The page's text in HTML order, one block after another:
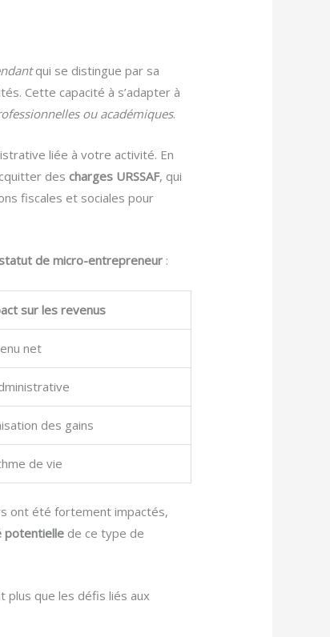
qui se distingue par sa
Cette capacité à s’adapter à
ou académiques.
liée à votre activité. En
descharges URSSAF, qui
fiscales et sociales pour
de micro-entrepreneur :
sur les revenus
net
des gains
de vie
ont été fortement impactés,
potentielle de ce type de
plus que les défis liés aux